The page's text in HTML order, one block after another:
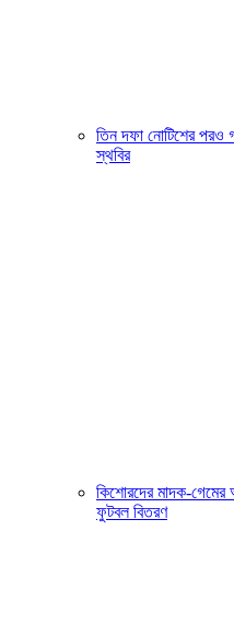
তিন দফা নোটিশের পরও
স্থবির
কিশোরদের মাদক-
ফুটবল বিতরণ